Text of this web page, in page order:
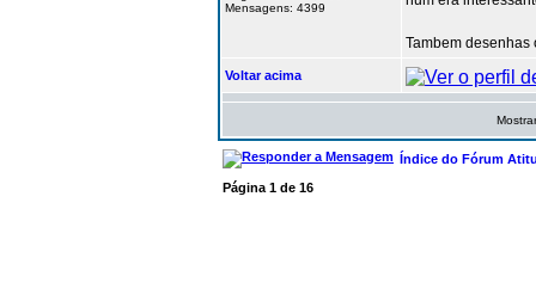
Mensagens: 4399
Tambem desenhas
Voltar acima
Índice do Fórum
Página 1 de 16